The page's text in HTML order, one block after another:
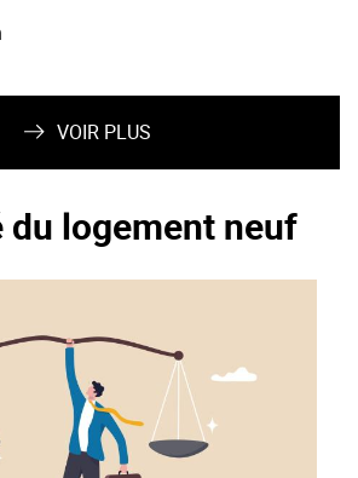
VOIR PLUS
logement neuf